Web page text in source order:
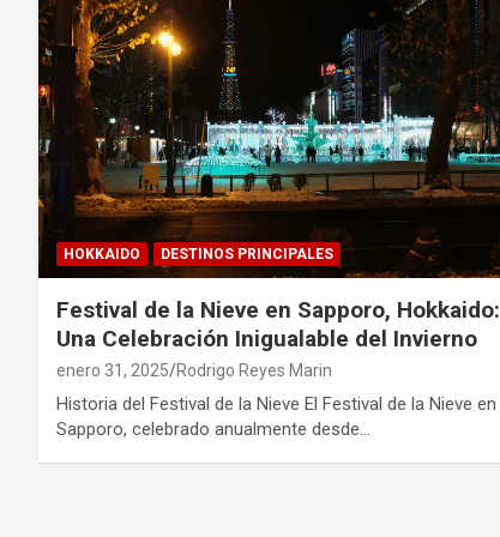
HOKKAIDO DESTINOS PRINCIPALES
Festival de la Nieve en Sapporo, Hokkaido:
Una Celebración Inigualable del Invierno
enero 31, 2025 Rodrigo Reyes Marin
Historia del Festival de la Nieve El Festival de la Nieve en
Sapporo, celebrado anualmente desde…